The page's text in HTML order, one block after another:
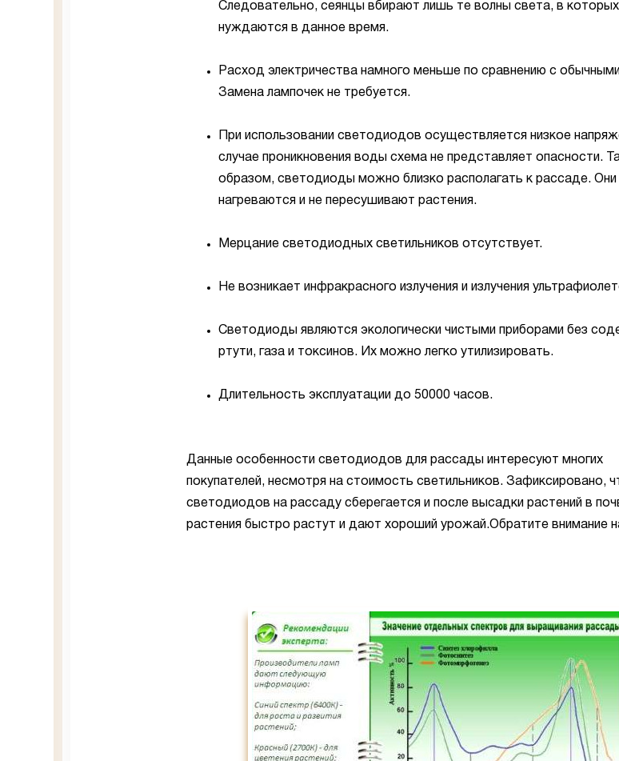
Следовательно, сеянцы вбирают лишь те волны света, в которых
нуждаются в данное время.
Расход электричества намного меньше по сравнению с
Замена лампочек не требуется.
При использовании светодиодов осуществляется низкое
случае проникновения воды схема не представляет опасности.
образом, светодиоды можно близко располагать к рассаде. Они
нагреваются и не пересушивают растения.
Мерцание светодиодных светильников отсутствует.
Не возникает инфракрасного излучения и излучения
Светодиоды являются экологически чистыми приборами без
ртути, газа и токсинов. Их можно легко утилизировать.
Длительность эксплуатации до 50000 часов.
Данные особенности светодиодов для рассады интересуют многих
покупателей, несмотря на стоимость светильников. Зафиксировано,
светодиодов на рассаду сберегается и после высадки растений в
растения быстро растут и дают хороший урожай.Обратите внимание